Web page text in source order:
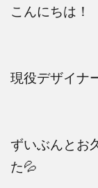
こんにちは！
現役デザイナ
ずいぶんとお
た💦